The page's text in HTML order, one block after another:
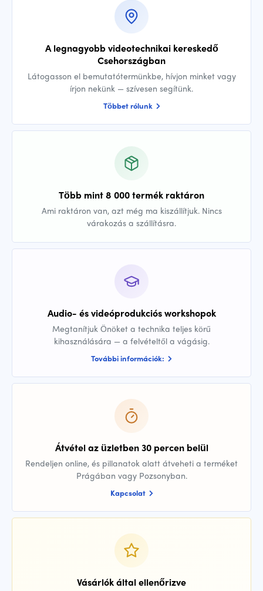
A legnagyobb videotechnikai kereskedő
Csehországban
Látogasson el bemutatótermünkbe, hívjon minket vagy
írjon nekünk — szívesen segítünk.
Többet rólunk
Több mint 8 000 termék raktáron
Ami raktáron van, azt még ma kiszállítjuk. Nincs
várakozás a szállításra.
Audio- és videóprodukciós workshopok
Megtanítjuk Önöket a technika teljes körű
kihasználására — a felvételtől a vágásig.
További információk:
Átvétel az üzletben 30 percen belül
Rendeljen online, és pillanatok alatt átveheti a terméket
Prágában vagy Pozsonyban.
Kapcsolat
Vásárlók által ellenőrizve